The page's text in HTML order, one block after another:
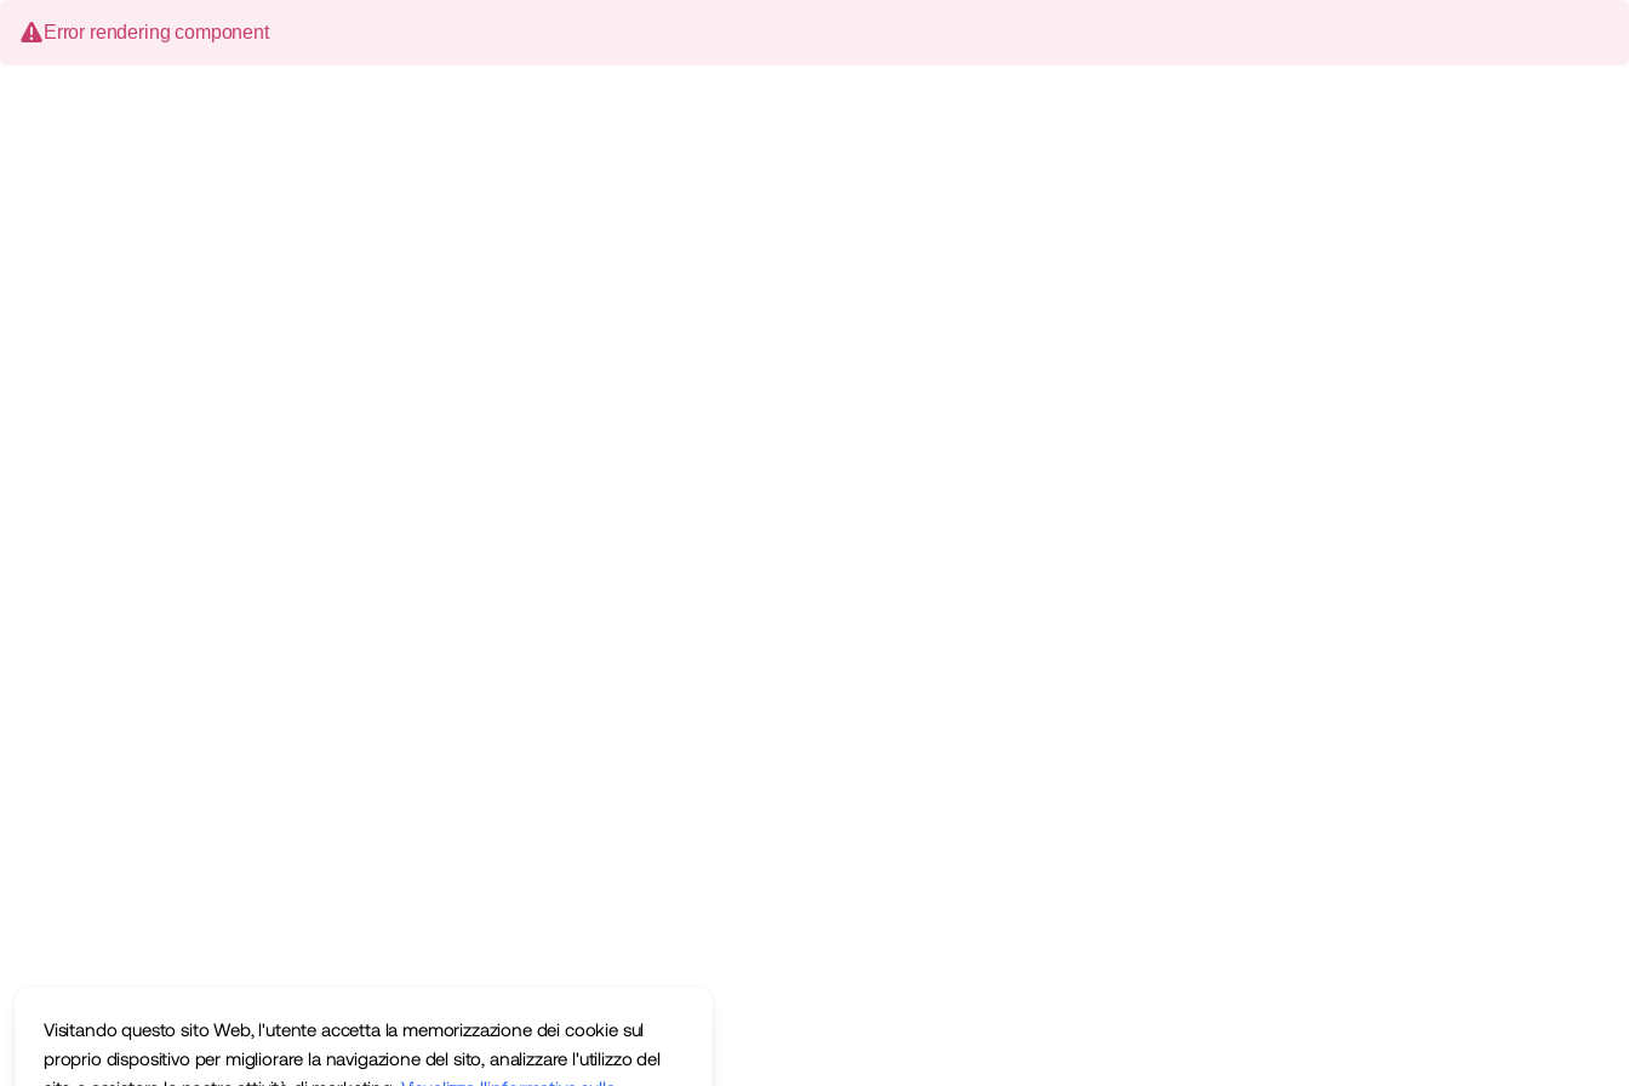
Visitando questo sito Web, l'utente accetta la memorizzazione dei cookie sul
proprio dispositivo per migliorare la navigazione del sito, analizzare l'utilizzo del
Error rendering component